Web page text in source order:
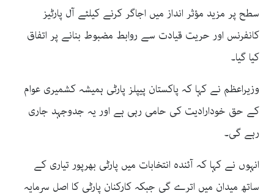
سطح پر مزید مؤثر انداز میں اجاگر کرنے کیلئے آل پارٹیز
کانفرنس اور حریت قیادت سے روابط مضبوط بنانے پر اتفاق
کیا گیا۔
وزیراعظم نے کہا کہ پاکستان پیپلز پارٹی ہمیشہ کشمیری عوام
کے حق خودارادیت کی حامی رہی ہے اور یہ جدوجہد جاری
رہے گی۔
انہوں نے کہا کہ آئندہ انتخابات میں پارٹی بھرپور تیاری کے
ساتھ میدان میں اترے گی جبکہ کارکنان پارٹی کا اصل سرمایہ